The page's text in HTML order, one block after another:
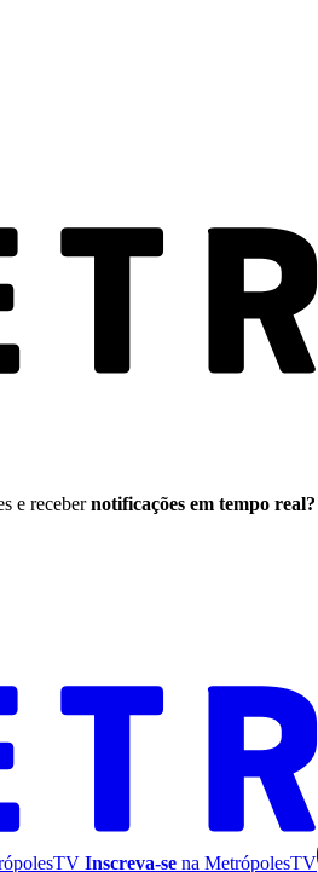
e receber notificações em tempo real?
Inscreva-se na MetrópolesTV